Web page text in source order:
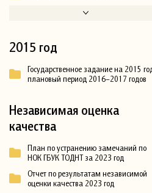
2015 год
Государственное задание на 2015
плановый период 2016–2017 годов
Независимая оценка
качества
План по устранению замечаний по
НОК ГБУК ТОДНТ за 2023 год
Отчет по результатам независимой
оценки качества 2023 год